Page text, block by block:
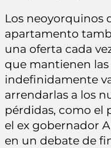
Los neoyorquinos
apartamento
una oferta cada
que mantienen
indefinidamente
arrendarlas a los
pérdidas, como el
el ex gobernador
en un debate de